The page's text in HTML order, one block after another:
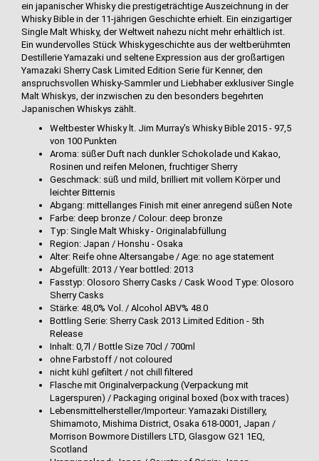
ein japanischer Whisky die prestigeträchtige Auszeichnung in der
Whisky Bible in der 11-jährigen Geschichte erhielt. Ein einzigartiger
Single Malt Whisky, der Weltweit nahezu nicht mehr erhältlich ist.
Ein wundervolles Stück Whiskygeschichte aus der weltberühmten
Destillerie Yamazaki und seltene Expression aus der großartigen
Yamazaki Sherry Cask Limited Edition Serie für Kenner, den
anspruchsvollen Whisky-Sammler und Liebhaber exklusiver Single
Malt Whiskys, der inzwischen zu den besonders begehrten
Japanischen Whiskys zählt.
Weltbester Whisky lt. Jim Murray's Whisky Bible 2015 - 97,5
von 100 Punkten
Aroma: süßer Duft nach dunkler Schokolade und Kakao,
Rosinen und reifen Melonen, fruchtiger Sherry
Geschmack: süß und mild, brilliert mit vollem Körper und
leichter Bitternis
Abgang: mittellanges Finish mit einer anregend süßen Note
Farbe: deep bronze / Colour: deep bronze
Typ: Single Malt Whisky - Originalabfüllung
Region: Japan / Honshu - Osaka
Alter: Reife ohne Altersangabe / Age: no age statement
Abgefüllt: 2013 / Year bottled: 2013
Fasstyp: Olosoro Sherry Casks / Cask Wood Type: Olosoro
Sherry Casks
Stärke: 48,0% Vol. / Alcohol ABV% 48.0
Bottling Serie: Sherry Cask 2013 Limited Edition - 5th
Release
Inhalt: 0,7l / Bottle Size 70cl / 700ml
ohne Farbstoff / not coloured
nicht kühl gefiltert / not chill filtered
Flasche mit Originalverpackung (Verpackung mit
Lagerspuren) / Packaging original boxed (box with traces)
Lebensmittelhersteller/Importeur: Yamazaki Distillery,
Shimamoto, Mishima District, Osaka 618-0001, Japan /
Morrison Bowmore Distillers LTD, Glasgow G21 1EQ,
Scotland